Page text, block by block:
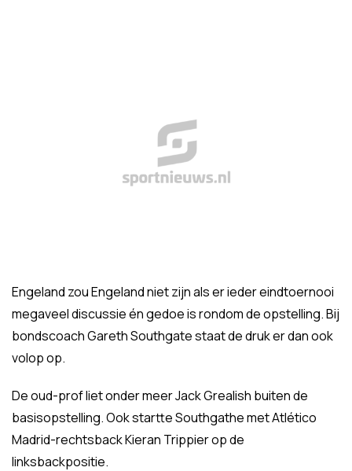
Engeland zou Engeland niet zijn als er ieder eindtoernooi
megaveel discussie én gedoe is rondom de opstelling. Bij
bondscoach Gareth Southgate staat de druk er dan ook
volop op.
De oud-prof liet onder meer Jack Grealish buiten de
basisopstelling. Ook startte Southgathe met Atlético
Madrid-rechtsback Kieran Trippier op de
linksbackpositie.